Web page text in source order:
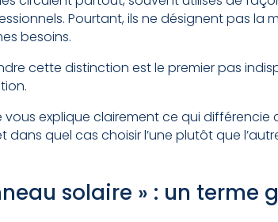
Pourtant, ils ne désignent pas la
besoins.
cette distinction est le premier pas
vous explique clairement ce qui
dans quel cas choisir l’une plutôt que
solaire » : un terme